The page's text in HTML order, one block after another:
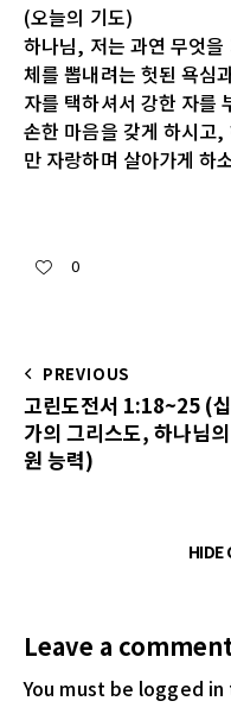
(오늘의 기도)
하나님, 저는 과연 무엇
체를 뽑내려는 헛된 욕심
자를 택하셔서 강한 자를
손한 마음을 갖게 하시고
만 자랑하며 살아가게 하
0
PREVIOUS
고린도전서 1:18~25 (
가의 그리스도, 하나님
원 능력)
HIDE
Leave a
You must be logged in